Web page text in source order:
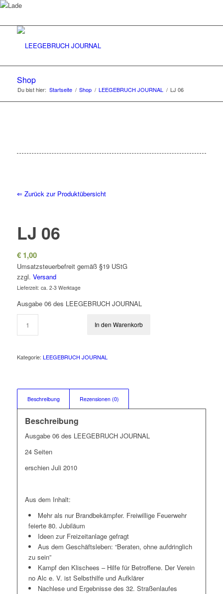
Shop
Du bist hier: Startseite / Shop / LEEGEBRUCH JOURNAL / LJ 06
⇐ Zurück zur Produktübersicht
LJ 06
€1,00
Umsatzsteuerbefreit gemäß §19 UStG
zzgl. Versand
Lieferzeit: ca. 2-3 Werktage
Ausgabe 06 des LEEGEBRUCH JOURNAL
In den Warenkorb
Kategorie: LEEGEBRUCH JOURNAL
Beschreibung Rezensionen (0)
Beschreibung
Ausgabe 06 des LEEGEBRUCH JOURNAL
24 Seiten
erschien Juli 2010
Aus dem Inhalt:
Mehr als nur Brandbekämpfer. Freiwillige Feuerwehr
feierte 80. Jubiläum
Ideen zur Freizeitanlage gefragt
Aus dem Geschäftsleben: “Beraten, ohne aufdringlich
zu sein”
Kampf den Klischees – Hilfe für Betroffene. Der Verein
no Alc e. V. ist Selbsthilfe und Aufklärer
Nachlese und Ergebnisse des 32. Straßenlaufes